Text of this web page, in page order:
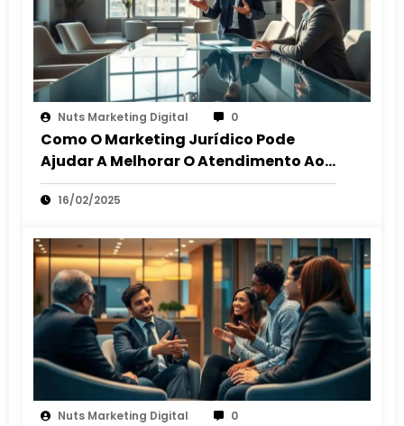
Nuts Marketing Digital 0
Como O Marketing Jurídico Pode
Ajudar A Melhorar O Atendimento Ao
Cliente
16/02/2025
Nuts Marketing Digital 0